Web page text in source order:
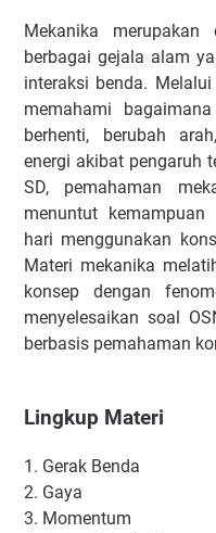
Mekanika
berbagai gejala alam
interaksi benda.
memahami
berhenti, berubah
energi akibat pengaruh
SD, pemahaman
menuntut
hari menggunakan
Materi mekanika
konsep dengan
menyelesaikan soal
berbasis pemahaman
Lingkup Materi
1. Gerak Benda
2. Gaya
3. Momentum